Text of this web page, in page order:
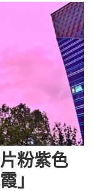
粉紫色
」